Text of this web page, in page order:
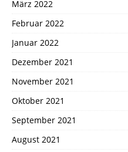
März 2022
Februar 2022
Januar 2022
Dezember 2021
November 2021
Oktober 2021
September 2021
August 2021